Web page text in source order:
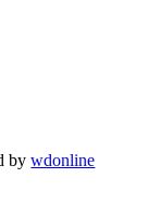
bywdonline